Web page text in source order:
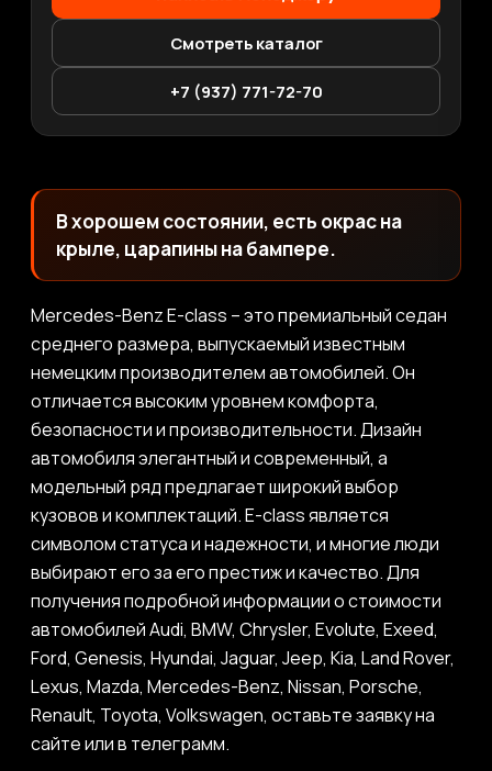
Смотреть каталог
+7 (937) 771-72-70
В хорошем состоянии, есть окрас на
крыле, царапины на бампере.
Mercedes-Benz E-class – это премиальный седан
среднего размера, выпускаемый известным
немецким производителем автомобилей. Он
отличается высоким уровнем комфорта,
безопасности и производительности. Дизайн
автомобиля элегантный и современный, а
модельный ряд предлагает широкий выбор
кузовов и комплектаций. E-class является
символом статуса и надежности, и многие люди
выбирают его за его престиж и качество. Для
получения подробной информации о стоимости
автомобилей Audi, BMW, Chrysler, Evolute, Exeed,
Ford, Genesis, Hyundai, Jaguar, Jeep, Kia, Land Rover,
Lexus, Mazda, Mercedes-Benz, Nissan, Porsche,
Renault, Toyota, Volkswagen, оставьте заявку на
сайте или в телеграмм.